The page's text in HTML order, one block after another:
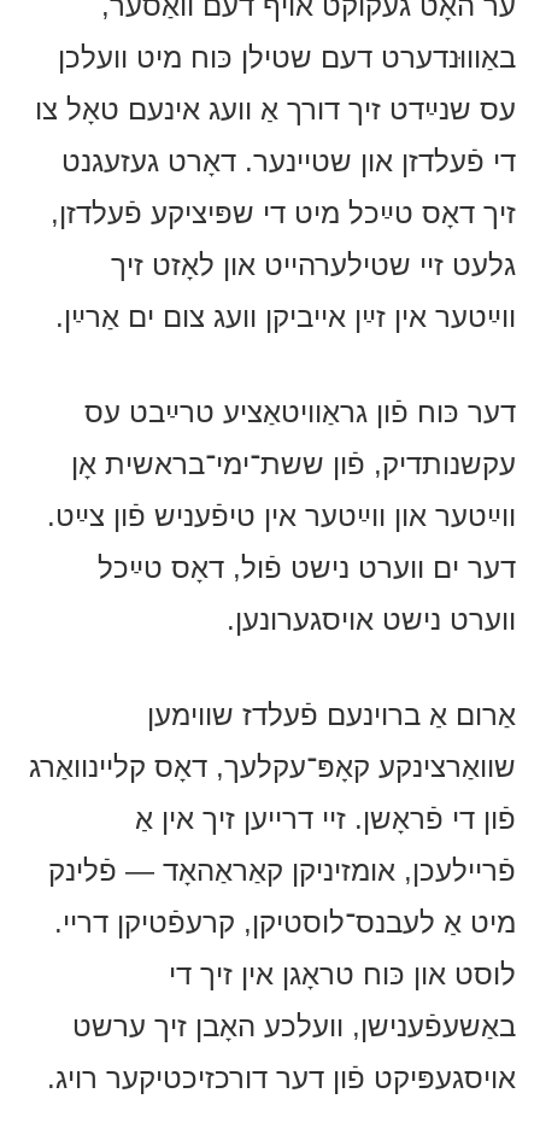
באַוווּנדערט דעם שטילן כּוח מיט וועלכן
עס שנײַדט זיך דורך אַ וועג אינעם טאָל צו
די פֿעלדזן און שטיינער. דאָרט געזעגנט
זיך דאָס טײַכל מיט די שפּיציקע פֿעלדזן,
גלעט זיי שטילערהייט און לאָזט זיך
ווײַטער אין זײַן אייביקן וועג צום ים אַרײַן.
דער כּוח פֿון גראַוויטאַציע טרײַבט עס
עקשנותדיק, פֿון ששת־ימי־בראשית אָן
ווײַטער און ווײַטער אין טיפֿעניש פֿון צײַט.
דער ים ווערט נישט פֿול, דאָס טײַכל
ווערט נישט אויסגערונען.
אַרום אַ ברוינעם פֿעלדז שווימען
שוואַרצינקע קאָפּ־עקלעך, דאָס קליינוואַרג
פֿון די פֿראָשן. זיי דרייען זיך אין אַ
פֿריילעכן, אומזיניקן קאַראַהאָד — פֿלינק
מיט אַ לעבנס־לוסטיקן, קרעפֿטיקן דריי.
לוסט און כּוח טראָגן אין זיך די
באַשעפֿענישן, וועלכע האָבן זיך ערשט
אויסגעפּיקט פֿון דער דורכזיכטיקער רויג.